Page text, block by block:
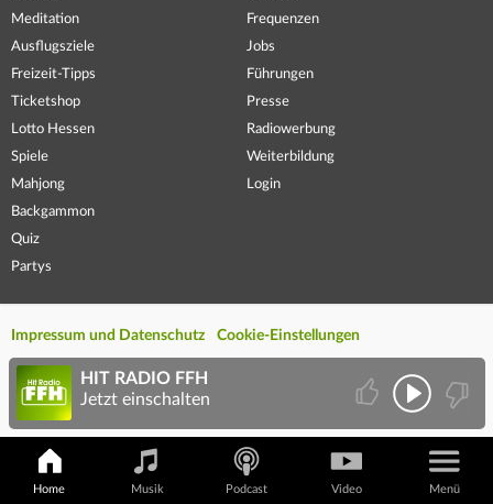
Meditation
Ausflugsziele
Freizeit-Tipps
Ticketshop
Lotto Hessen
Spiele
Mahjong
Backgammon
Quiz
Partys
Frequenzen
Jobs
Führungen
Presse
Radiowerbung
Weiterbildung
Login
Impressum und Datenschutz Cookie-Einstellungen
Home Musik Podcast Video Menü
HIT RADIO FFH
Jetzt einschalten